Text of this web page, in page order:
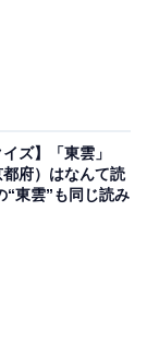
ズ】「東雲」
都府）はなんて読
“東雲”も同じ読み